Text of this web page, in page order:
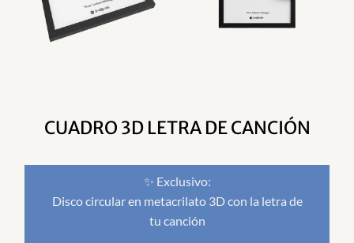
CUADRO 3D LETRA DE CANCIÓN
✨ Exclusivo:
Disco circular en metacrilato 3D con la letra de
tu canción